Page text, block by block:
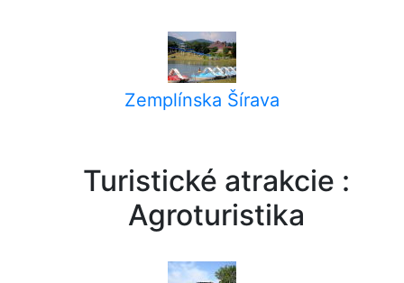
Zemplínska Šírava
Turistické atrakcie :
Agroturistika